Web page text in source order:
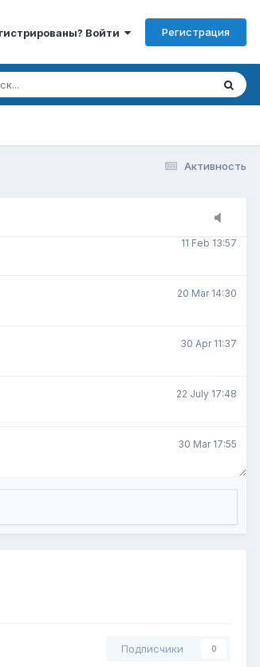
Войти Регистрация
Активность
3 Jan 15:00
3 Feb 7:30
8 Feb 20:22
11 Feb 13:57
20 Mar 14:30
30 Apr 11:37
22 July 17:48
30 Mar 17:55
Подписчики 0